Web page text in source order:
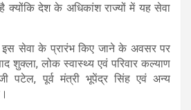
है क्योंकि देश के अधिकांश राज्यों में यह सेवा
इस सेवा के प्रारंभ किए जाने के अवसर पर
शुक्ला, लोक स्वास्थ्य एवं परिवार कल्याण
पटेल, पूर्व मंत्री भूपेंद्र सिंह एवं अन्य